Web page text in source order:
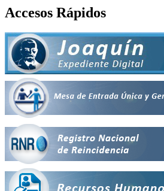
Accesos Rápidos